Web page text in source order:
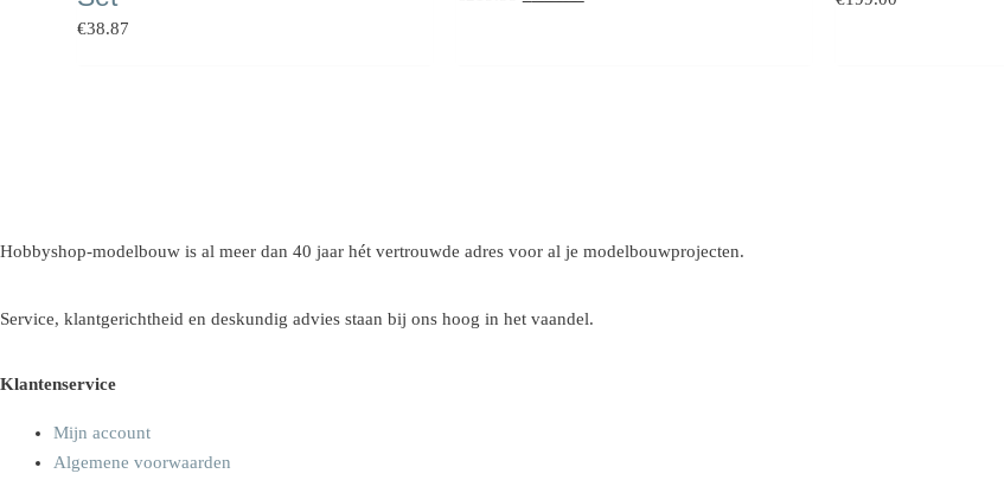
€38.87
Hobbyshop-modelbouw is al meer dan 40 jaar hét vertrouwde adres voor al je modelbouwprojecten.
Service, klantgerichtheid en deskundig advies staan bij ons hoog in het vaandel.
Klantenservice
Mijn account
Algemene voorwaarden